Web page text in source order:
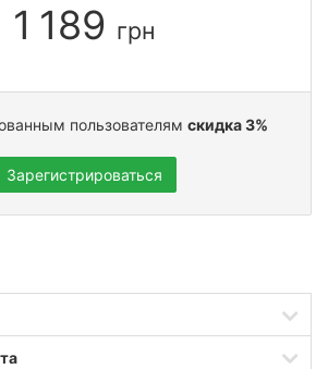
1 189 грн
пользователям скидка 3%
Зарегистрироваться